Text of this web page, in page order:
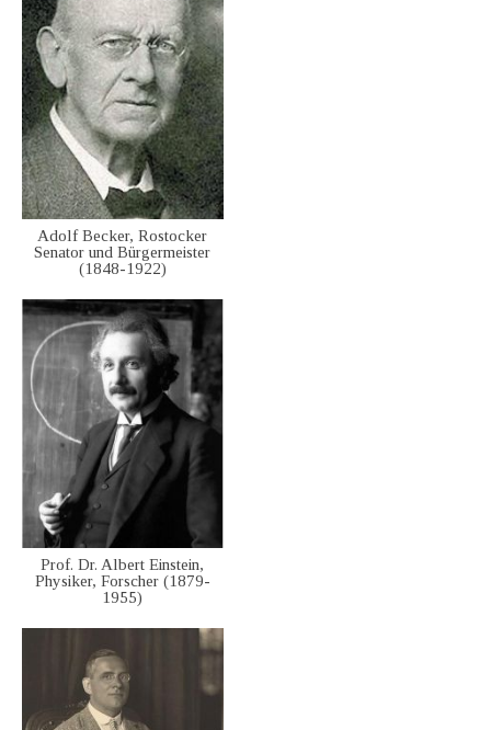
Adolf Becker, Rostocker
Senator und Bürgermeister
(1848-1922)
Prof. Dr. Albert Einstein,
Physiker, Forscher (1879-
1955)